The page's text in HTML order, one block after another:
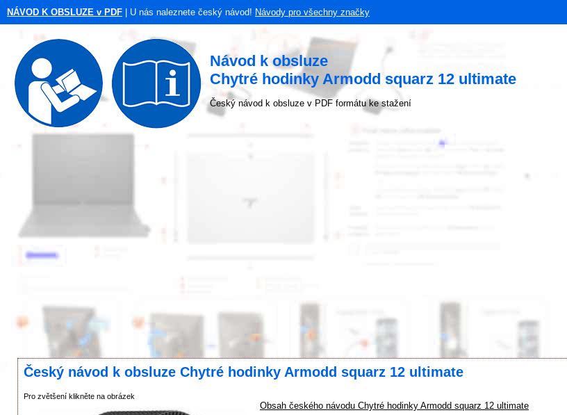
NÁVOD K OBSLUZE v PDF | U nás naleznete český návod! Návody pro všechny značky
Návod k obsluze
Chytré hodinky Armodd squarz 12 ultimate
Český návod k obsluze v PDF formátu ke stažení
Český návod k obsluze Chytré hodinky Armodd squarz 12 ultimate
Pro zvětšení klikněte na obrázek
Obsah českého návodu Chytré hodinky Armodd squarz 12 ultimate